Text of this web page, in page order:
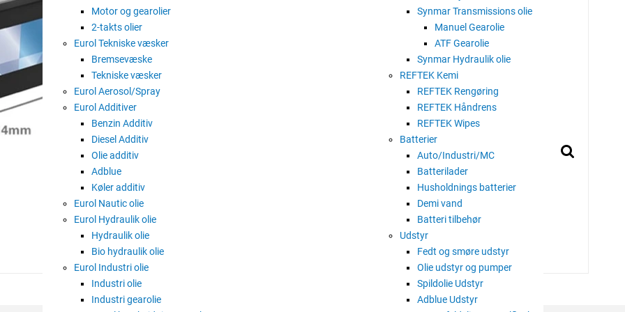
Motor og gearolier
2-takts olier
Eurol Tekniske væsker
Bremsevæske
Tekniske væsker
Eurol Aerosol/Spray
Eurol Additiver
Benzin Additiv
Diesel Additiv
Olie additiv
Adblue
Køler additiv
Eurol Nautic olie
Eurol Hydraulik olie
Hydraulik olie
Bio hydraulik olie
Eurol Industri olie
Industri olie
Industri gearolie
Synmar Transmissions olie
Manuel Gearolie
ATF Gearolie
Synmar Hydraulik olie
REFTEK Kemi
REFTEK Rengøring
REFTEK Håndrens
REFTEK Wipes
Batterier
Auto/Industri/MC
Batterilader
Husholdnings batterier
Demi vand
Batteri tilbehør
Udstyr
Fedt og smøre udstyr
Olie udstyr og pumper
Spildolie Udstyr
Adblue Udstyr
Bundkant: B00